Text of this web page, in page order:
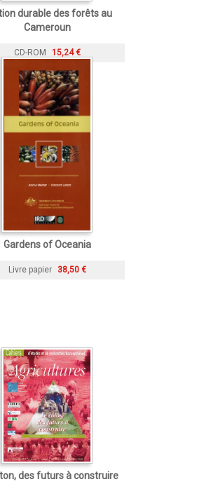
durable des forêts au
Cameroun
CD-ROM 15,24 €
Gardens of Oceania
Livre papier 38,50 €
des futurs à construire